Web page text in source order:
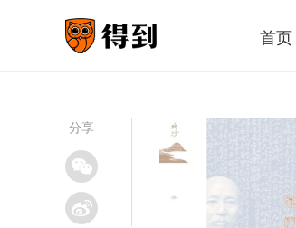
首页
分享